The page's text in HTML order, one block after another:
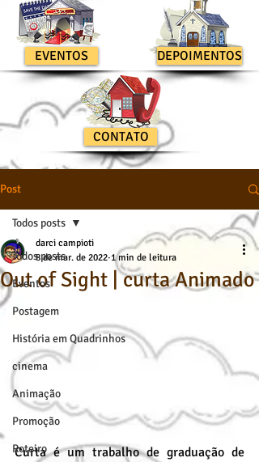
EVENTOS DEPOIMENTOS
CONTATO
Post
Todos posts
Eventos
Postagem
História em Quadrinhos
cinema
Animação
Promoção
Roteiro
Todos posts
Out of Sight | curta Animado
darci campioti
8 de mar. de 2022 1 min de leitura
Curta é um trabalho de graduação de